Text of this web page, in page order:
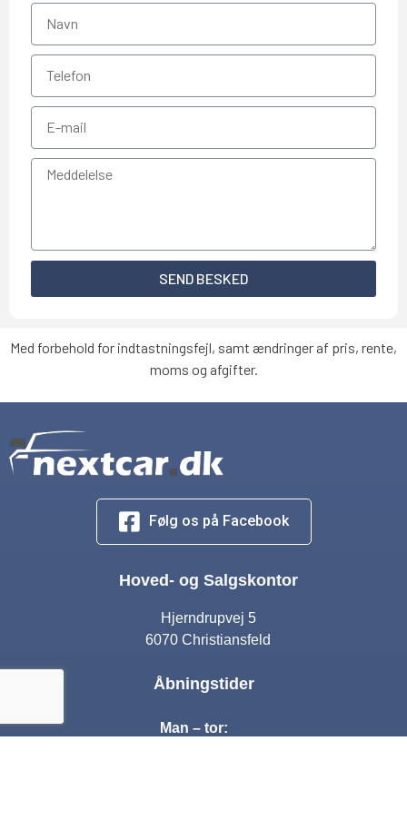
SEND BESKED
Med forbehold for indtastningsfejl, samt ændringer af pris, rente,
moms og afgifter.
Følg os på Facebook
Hoved- og Salgskontor
Hjerndrupvej 5
6070 Christiansfeld
Åbningstider
Man – tor: